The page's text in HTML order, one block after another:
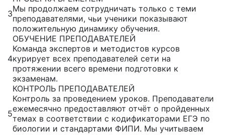
3Мы продолжаем сотрудничать только с теми
преподавателями, чьи ученики показывают
положительную динамику обучения.
4
ОБУЧЕНИЕ ПРЕПОДАВАТЕЛЕЙ
Команда экспертов и методистов курсов
курирует всех преподавателей сети на
протяжении всего времени подготовки к
экзаменам.
5
КОНТРОЛЬ ПРЕПОДАВАТЕЛЕЙ
Контроль за проведением уроков. Преподаватели
ежемесячно предоставляют отчёт о пройденных
темах в соответствии с кодификаторами ЕГЭ по
биологии и стандартами ФИПИ. Мы учитываем